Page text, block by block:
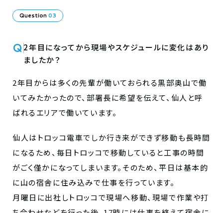
Question 03
Q2年目になってから現場やスケジュールに変化はあり
ましたか？
2年目からは多くの先輩が働いておられる黒部奥山で働
いてみたかったので、部署長に希望を伝えて、仙人と呼
ばれるエリアで働いています。
仙人はトロッコ電車でしか行き来ができず移動も長時間
になるため、毎日トロッコで移動していると工事の時間
がごく僅かになってしまいます。そのため、平日は基本的
に山の宿舎に住み込みで仕事を行っています。
月曜日に出社しトロッコで現場へ移動、現場で作業や打